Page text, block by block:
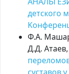
детского
Ф.A.
Д.Д. Атаев,